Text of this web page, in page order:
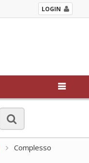
LOGIN
Complesso